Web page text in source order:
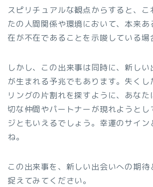
スピリチュアルな観点からすると、こ
たの人間関係や環境において、本来あ
在が不在であることを示唆している場
しかし、この出来事は同時に、新しい
が生まれる予兆でもあります。失くし
リングの片割れを探すように、あなた
切な仲間やパートナーが現れようとし
ジともいえるでしょう。幸運のサイン
ね。
この出来事を、新しい出会いへの期待
捉えてみてください。